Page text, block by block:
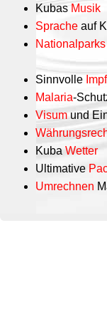
Kubas Musik
Sprache auf
Nationalparks
Sinnvolle
Malaria-
Visumund
Kuba Wetter
Ultimative
Umrechnen